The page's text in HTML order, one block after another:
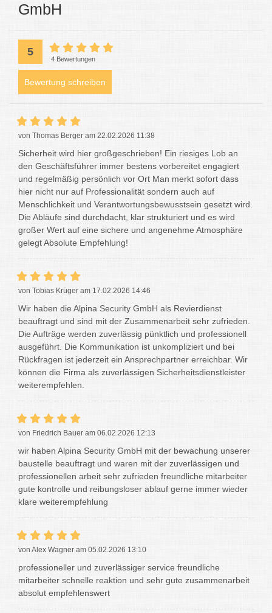
GmbH
5
4 Bewertungen
Bewertung schreiben
von Thomas Berger am 22.02.2026 11:38
Sicherheit wird hier großgeschrieben! Ein riesiges Lob an
den Geschäftsführer immer bestens vorbereitet engagiert
und regelmäßig persönlich vor Ort Man merkt sofort dass
hier nicht nur auf Professionalität sondern auch auf
Menschlichkeit und Verantwortungsbewusstsein gesetzt wird.
Die Abläufe sind durchdacht, klar strukturiert und es wird
großer Wert auf eine sichere und angenehme Atmosphäre
gelegt Absolute Empfehlung!
von Tobias Krüger am 17.02.2026 14:46
Wir haben die Alpina Security GmbH als Revierdienst
beauftragt und sind mit der Zusammenarbeit sehr zufrieden.
Die Aufträge werden zuverlässig pünktlich und professionell
ausgeführt. Die Kommunikation ist unkompliziert und bei
Rückfragen ist jederzeit ein Ansprechpartner erreichbar. Wir
können die Firma als zuverlässigen Sicherheitsdienstleister
weiterempfehlen.
von Friedrich Bauer am 06.02.2026 12:13
wir haben Alpina Security GmbH mit der bewachung unserer
baustelle beauftragt und waren mit der zuverlässigen und
professionellen arbeit sehr zufrieden freundliche mitarbeiter
gute kontrolle und reibungsloser ablauf gerne immer wieder
klare weiterempfehlung
von Alex Wagner am 05.02.2026 13:10
professioneller und zuverlässiger service freundliche
mitarbeiter schnelle reaktion und sehr gute zusammenarbeit
absolut empfehlenswert